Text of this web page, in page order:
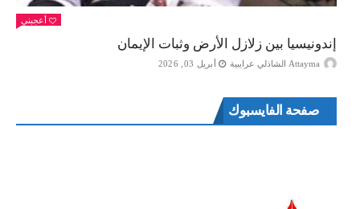
أعجبني
إندونيسيا بين زلازل الأرض وثبات الإيمان
Attayma الشاذلي عرايبية أبريل 03, 2026
صفحة الفايسبوك